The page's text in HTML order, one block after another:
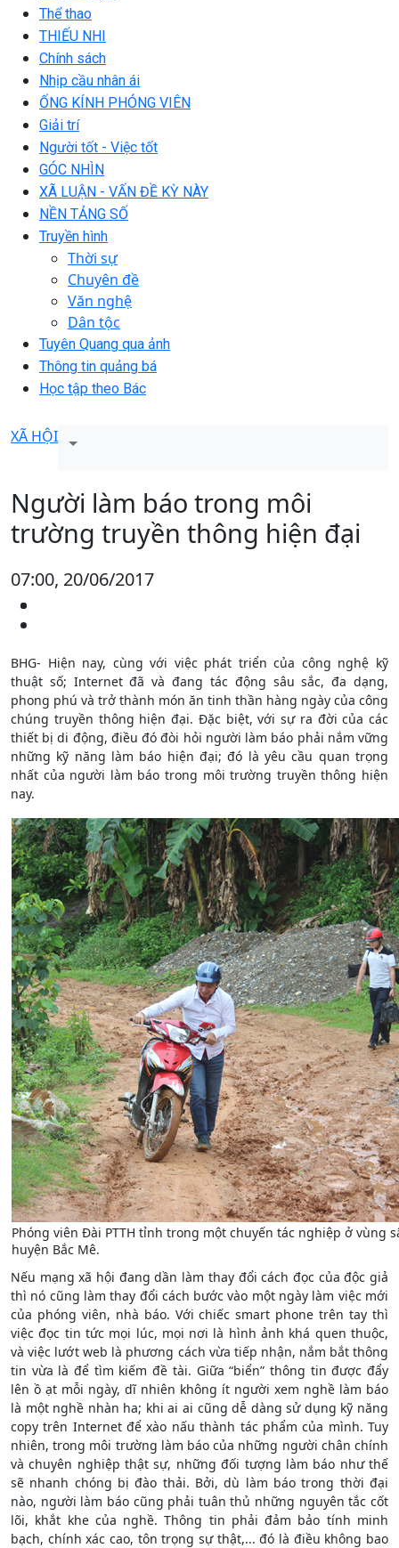
Thể thao
THIẾU NHI
Chính sách
Nhịp cầu nhân ái
ỐNG KÍNH PHÓNG VIÊN
Giải trí
Người tốt - Việc tốt
GÓC NHÌN
XÃ LUẬN - VẤN ĐỀ KỲ NÀY
NỀN TẢNG SỐ
Truyền hình
Thời sự
Chuyên đề
Văn nghệ
Dân tộc
Tuyên Quang qua ảnh
Thông tin quảng bá
Học tập theo Bác
XÃ HỘI
Người làm báo trong môi
trường truyền thông hiện đại
07:00, 20/06/2017
BHG- Hiện nay, cùng với việc phát triển của công nghệ kỹ
thuật số; Internet đã và đang tác động sâu sắc, đa dạng,
phong phú và trở thành món ăn tinh thần hàng ngày của công
chúng truyền thông hiện đại. Đặc biệt, với sự ra đời của các
thiết bị di động, điều đó đòi hỏi người làm báo phải nắm vững
những kỹ năng làm báo hiện đại; đó là yêu cầu quan trọng
nhất của người làm báo trong môi trường truyền thông hiện
nay.
Phóng viên Đài PTTH tỉnh trong một chuyến tác nghiệp ở vùng
huyện Bắc Mê.
Nếu mạng xã hội đang dần làm thay đổi cách đọc của độc giả
thì nó cũng làm thay đổi cách bước vào một ngày làm việc mới
của phóng viên, nhà báo. Với chiếc smart phone trên tay thì
việc đọc tin tức mọi lúc, mọi nơi là hình ảnh khá quen thuộc,
và việc lướt web là phương cách vừa tiếp nhận, nắm bắt thông
tin vừa là để tìm kiếm đề tài. Giữa “biển” thông tin được đẩy
lên ồ ạt mỗi ngày, dĩ nhiên không ít người xem nghề làm báo
là một nghề nhàn ha; khi ai ai cũng dễ dàng sử dụng kỹ năng
copy trên Internet để xào nấu thành tác phẩm của mình. Tuy
nhiên, trong môi trường làm báo của những người chân chính
và chuyên nghiệp thật sự, những đối tượng làm báo như thế
sẽ nhanh chóng bị đào thải. Bởi, dù làm báo trong thời đại
nào, người làm báo cũng phải tuân thủ những nguyên tắc cốt
lõi, khắt khe của nghề. Thông tin phải đảm bảo tính minh
bạch, chính xác cao, tôn trọng sự thật,... đó là điều không bao